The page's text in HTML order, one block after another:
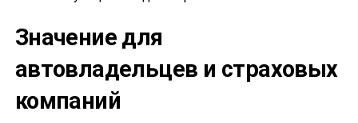
Значение для
автовладельцев и страховых
компаний